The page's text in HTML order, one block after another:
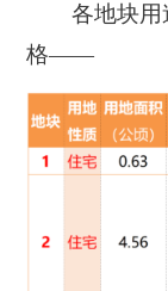
各地块
格——